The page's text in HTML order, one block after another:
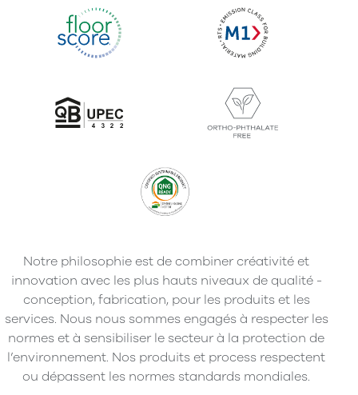
Notre philosophie est de combiner créativité et
innovation avec les plus hauts niveaux de qualité -
conception, fabrication, pour les produits et les
services. Nous nous sommes engagés à respecter les
normes et à sensibiliser le secteur à la protection de
l’environnement. Nos produits et process respectent
ou dépassent les normes standards mondiales.